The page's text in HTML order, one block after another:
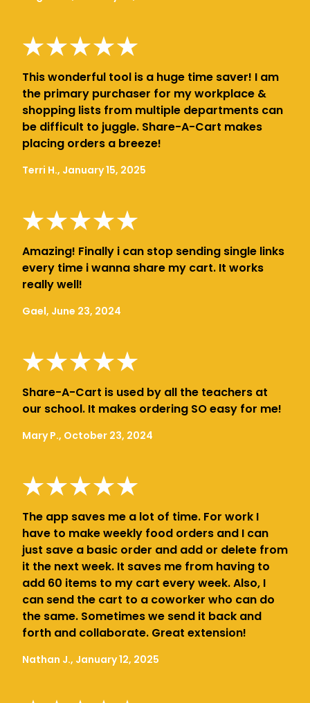
This wonderful tool is a huge time saver! I am
the primary purchaser for my workplace &
shopping lists from multiple departments can
be difficult to juggle. Share-A-Cart makes
placing orders a breeze!
Terri H., January 15, 2025
Amazing! Finally i can stop sending single links
every time i wanna share my cart. It works
really well!
Gael, June 23, 2024
Share-A-Cart is used by all the teachers at
our school. It makes ordering SO easy for me!
Mary P., October 23, 2024
The app saves me a lot of time. For work I
have to make weekly food orders and I can
just save a basic order and add or delete from
it the next week. It saves me from having to
add 60 items to my cart every week. Also, I
can send the cart to a coworker who can do
the same. Sometimes we send it back and
forth and collaborate. Great extension!
Nathan J., January 12, 2025